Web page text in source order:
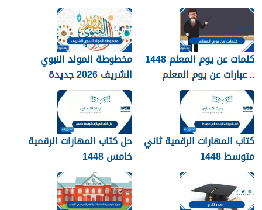
كلمات عن يوم المعلم 1448
.. عبارات عن يوم المعلم
مكتوبة 1448
مخطوطة المولد النبوي
الشريف 2026 جديدة
كتاب المهارات الرقمية ثاني
متوسط 1448
حل كتاب المهارات الرقمية
خامس 1448